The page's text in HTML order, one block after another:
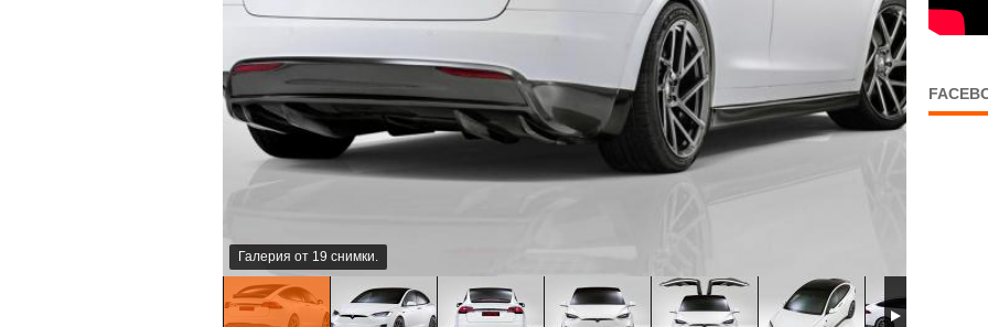
Галерия от 19 снимки.